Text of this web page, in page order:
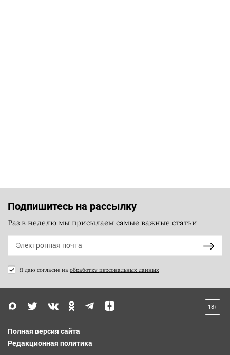
Подпишитесь на рассылку
Раз в неделю мы присылаем самые важные статьи
Я даю согласие на обработку персональных данных
18+
Полная версия сайта
Редакционная политика